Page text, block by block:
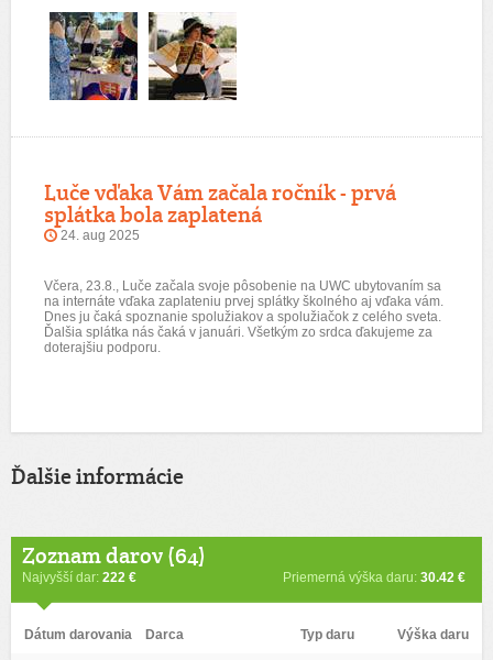
Luče vďaka Vám začala ročník - prvá
splátka bola zaplatená
24. aug 2025
Včera, 23.8., Luče začala svoje pôsobenie na UWC ubytovaním sa
na internáte vďaka zaplateniu prvej splátky školného aj vďaka vám.
Dnes ju čaká spoznanie spolužiakov a spolužiačok z celého sveta.
Ďalšia splátka nás čaká v januári. Všetkým zo srdca ďakujeme za
doterajšiu podporu.
Ďalšie informácie
Zoznam darov (64)
Najvyšší dar: 222 € Priemerná výška daru: 30.42 €
Dátum darovania Darca Typ daru Výška daru